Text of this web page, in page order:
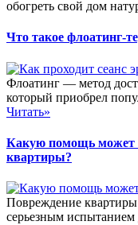
обогреть свой дом
Что такое флоатинг-
Флоатинг — метод
который приобрел
Читать»
Какую помощь может
квартиры?
Повреждение квартиры
серьезным испытанием